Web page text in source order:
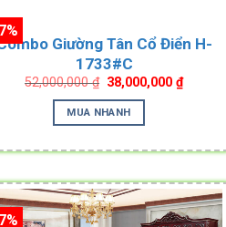
Giường Tân Cổ Điển H-
1733#C
52,000,000₫ Original
price
was:
52,000,000 ₫.
38,000,000₫Current
price
MUA NHANH